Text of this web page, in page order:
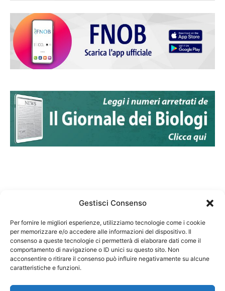
Gestisci Consenso
Per fornire le migliori esperienze, utilizziamo tecnologie come i cookie
per memorizzare e/o accedere alle informazioni del dispositivo. Il
consenso a queste tecnologie ci permetterà di elaborare dati come il
comportamento di navigazione o ID unici su questo sito. Non
acconsentire o ritirare il consenso può influire negativamente su alcune
caratteristiche e funzioni.
Federazione Nazionale Degli Ordini dei Biologi:
codice fiscale 80069130583
Responsabile sito internet www.fnob.it: